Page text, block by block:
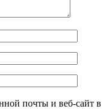
почты и веб-сайт в